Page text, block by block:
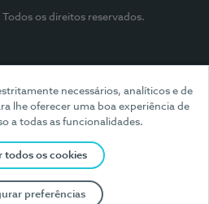
necessários, analíticos e de
lhe oferecer uma boa experiência de
a todas as funcionalidades.
todos os cookies
preferências
os direitos reservados.